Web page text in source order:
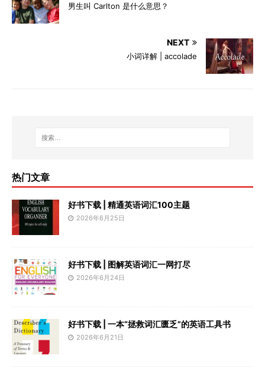
男生叫 Carlton 是什么意思？
NEXT
小词详解 | accolade
热门文章
好书下载 | 精通英语词汇100主题
2026年6月25日
好书下载 | 图解英语词汇一网打尽
2026年6月24日
好书下载 | 一本“拯救词汇匮乏”的英语工具书
2026年6月21日